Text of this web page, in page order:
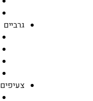
גרביים
צעיפים